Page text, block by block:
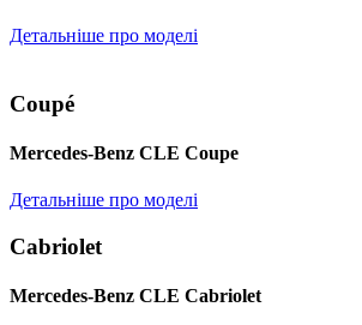
Детальніше про моделі
Coupé
Mercedes-Benz CLE Coupe
Детальніше про моделі
Cabriolet
Mercedes-Benz CLE Cabriolet